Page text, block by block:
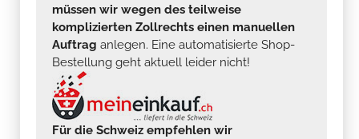
müssen wir wegen des teilweise
komplizierten Zollrechts einen manuellen
Auftrag anlegen. Eine automatisierte Shop-
Bestellung geht aktuell leider nicht!
Für die Schweiz empfehlen wir